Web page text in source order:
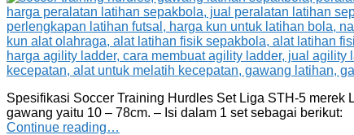
Spesifikasi Soccer Training Hurdles Set Liga STH-5
gawang yaitu 10 – 78cm. – Isi dalam 1 set sebagai
Continue reading…